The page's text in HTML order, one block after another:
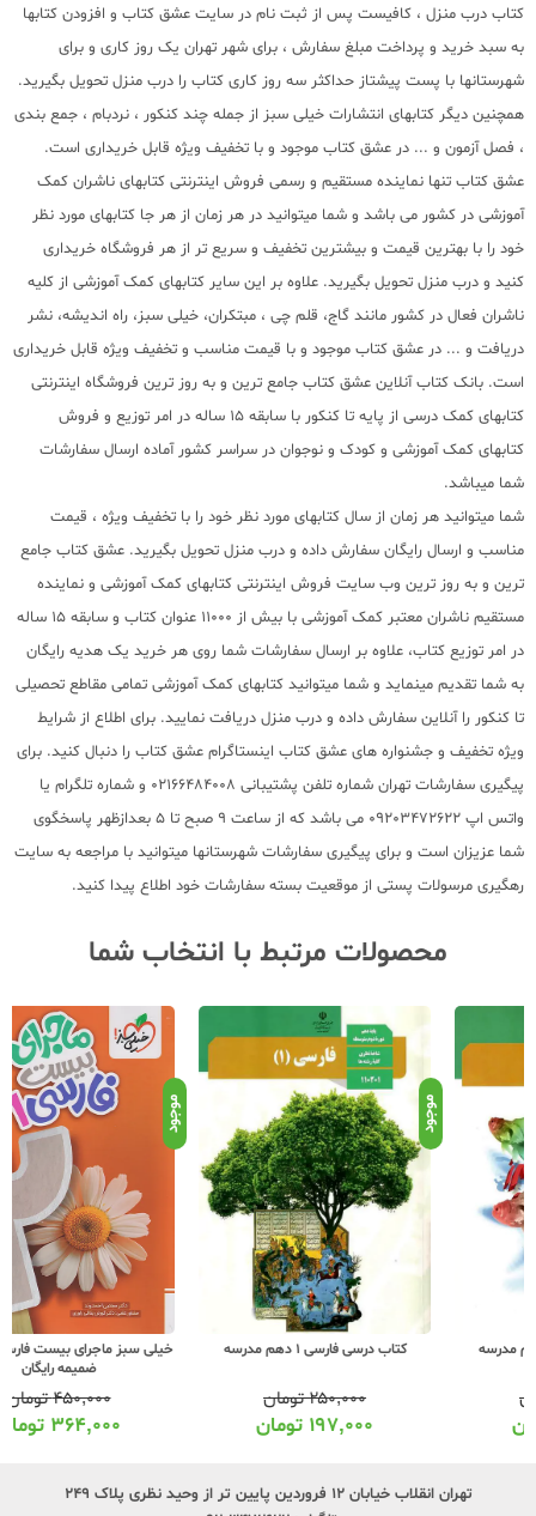
کتاب درب منزل ، کافیست پس از ثبت نام در سایت عشق کتاب و افزودن کتابها
به سبد خرید و پرداخت مبلغ سفارش ، برای شهر تهران یک روز کاری و برای
شهرستانها با پست پیشتاز حداکثر سه روز کاری کتاب را درب منزل تحویل بگیرید.
همچنین دیگر کتابهای انتشارات خیلی سبز از جمله چند کنکور ، نردبام ، جمع بندی
، فصل آزمون و ... در عشق کتاب موجود و با تخفیف ویژه قابل خریداری است.
عشق کتاب تنها نماینده مستقیم و رسمی فروش اینترنتی کتابهای ناشران کمک
آموزشی در کشور می باشد و شما میتوانید در هر زمان از هر جا کتابهای مورد نظر
خود را با بهترین قیمت و بیشترین تخفیف و سریع تر از هر فروشگاه خریداری
کنید و درب منزل تحویل بگیرید. علاوه بر این سایر کتابهای کمک آموزشی از کلیه
ناشران فعال در کشور مانند گاج، قلم چی ، مبتکران، خیلی سبز، راه اندیشه، نشر
دریافت و ... در عشق کتاب موجود و با قیمت مناسب و تخفیف ویژه قابل خریداری
است. بانک کتاب آنلاین عشق کتاب جامع ترین و به روز ترین فروشگاه اینترنتی
کتابهای کمک درسی از پایه تا کنکور با سابقه 15 ساله در امر توزیع و فروش
کتابهای کمک آموزشی و کودک و نوجوان در سراسر کشور آماده ارسال سفارشات
شما میباشد.
شما میتوانید هر زمان از سال کتابهای مورد نظر خود را با تخفیف ویژه ، قیمت
مناسب و ارسال رایگان سفارش داده و درب منزل تحویل بگیرید. عشق کتاب جامع
ترین و به روز ترین وب سایت فروش اینترنتی کتابهای کمک آموزشی و نماینده
مستقیم ناشران معتبر کمک آموزشی با بیش از 11000 عنوان کتاب و سابقه 15 ساله
در امر توزیع کتاب، علاوه بر ارسال سفارشات شما روی هر خرید یک هدیه رایگان
به شما تقدیم مینماید و شما میتوانید کتابهای کمک آموزشی تمامی مقاطع تحصیلی
تا کنکور را آنلاین سفارش داده و درب منزل دریافت نمایید. برای اطلاع از شرایط
ویژه تخفیف و جشنواره های عشق کتاب اینستاگرام عشق کتاب را دنبال کنید. برای
پیگیری سفارشات تهران شماره تلفن پشتیبانی 02166484008 و شماره تلگرام یا
واتس اپ 09203472622 می باشد که از ساعت 9 صبح تا 5 بعدازظهر پاسخگوی
شما عزیزان است و برای پیگیری سفارشات شهرستانها میتوانید با مراجعه به سایت
رهگیری مرسولات پستی از موقعیت بسته سفارشات خود اطلاع پیدا کنید.
محصولات مرتبط با انتخاب شما
موجود
کتاب درسی فارسی 1 دهم مدرسه
تومان
تومان
موجود
خیلی سبز ماجرای بیست فارسی 1 دهم +
تومان
تومان
تهران انقلاب خیابان ۱۲ فروردین پایین تر از وحید نظری پلاک ۲۴۹